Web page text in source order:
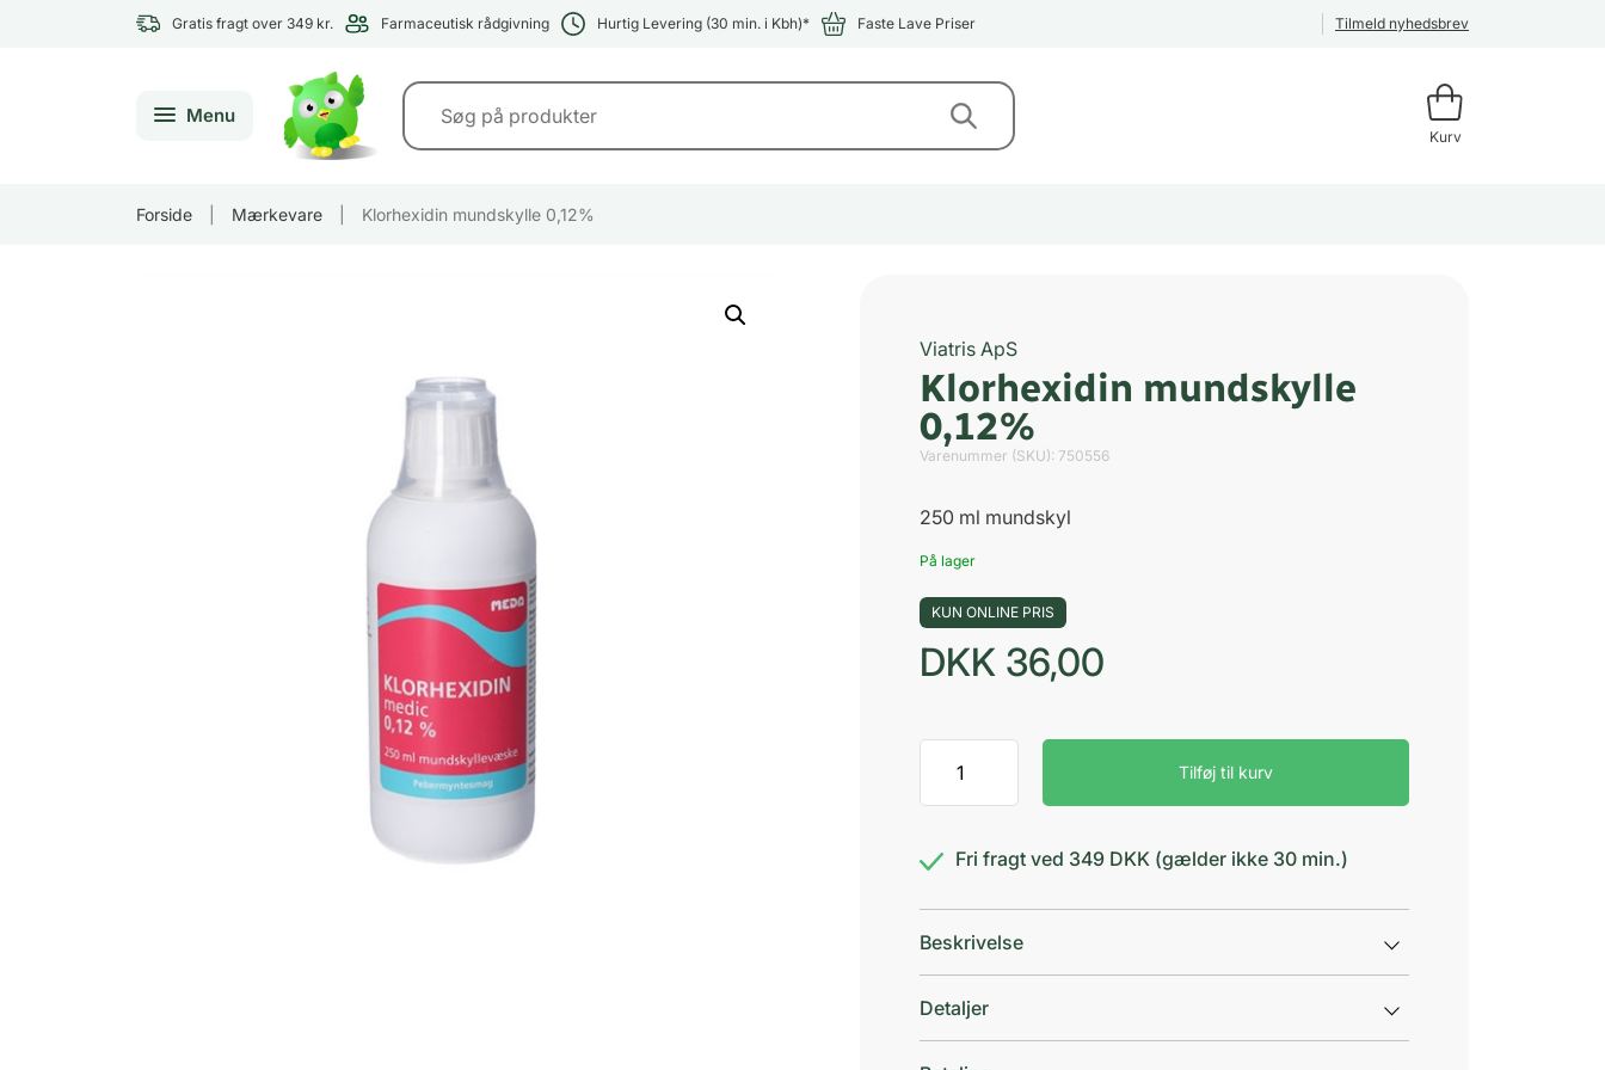
Gratis fragt over 349 kr. Farmaceutisk rådgivning Hurtig Levering (30 min. i Kbh)* Faste Lave Priser Tilmeld nyhedsbrev
Menu
Kurv
Forside Mærkevare Klorhexidin mundskylle 0,12%
Viatris ApS
Klorhexidin mundskylle
0,12%
Varenummer (SKU): 750556
250 ml mundskyl
På lager
KUN ONLINE PRIS
DKK 36,00
mundskylle
0,12%
Tilføj til kurv
Fri fragt ved 349 DKK (gælder ikke 30 min.)
Beskrivelse
Detaljer